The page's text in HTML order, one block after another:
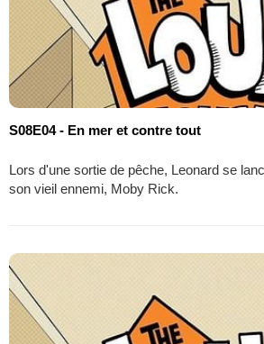
S08E04 - En mer et contre tout
Lors d'une sortie de pêche, Leonard se
son vieil ennemi, Moby Rick.